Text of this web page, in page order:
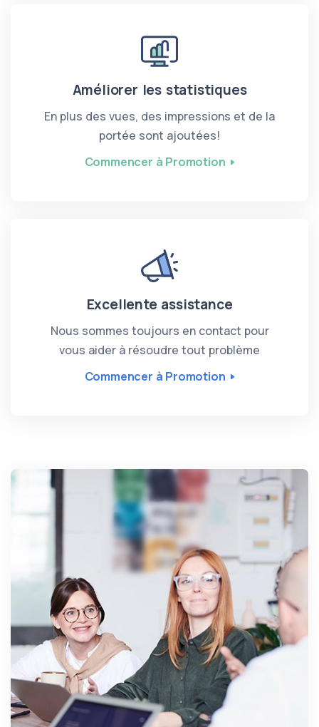
Améliorer les statistiques
En plus des vues, des impressions et de la
portée sont ajoutées!
Commencer à Promotion
Excellente assistance
Nous sommes toujours en contact pour
vous aider à résoudre tout problème
Commencer à Promotion